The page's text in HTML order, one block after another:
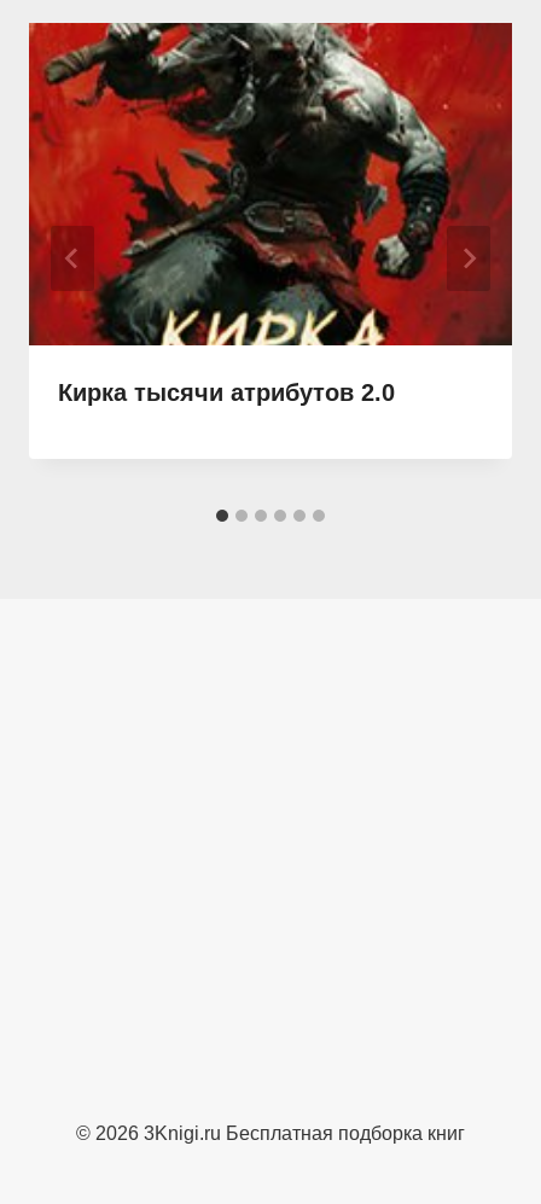
Кирка тысячи атрибутов 2.0
© 2026 3Knigi.ru Бесплатная подборка книг